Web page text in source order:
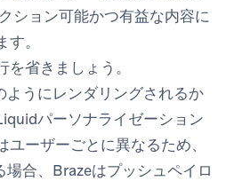
ション可能かつ有益な内容に
。
省きましょう。
うにレンダリングされるか
パーソナライゼーション
ーザーごとに異なるため、
合、Brazeはプッシュペイロ